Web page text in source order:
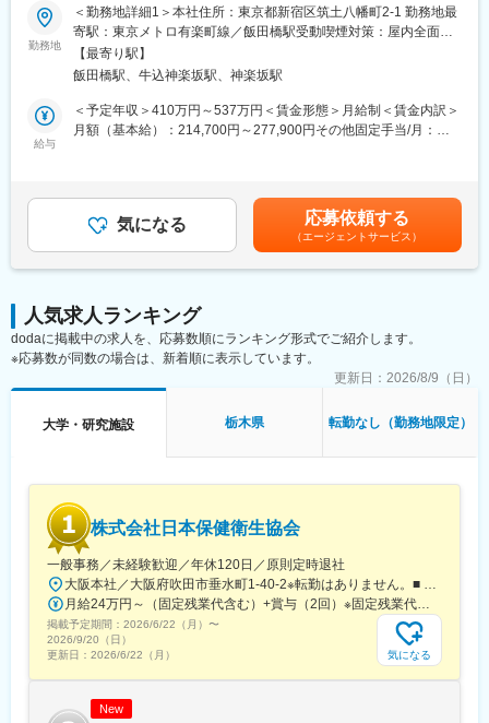
導入における情報収集、デモ調整、評価結果の整理
◇プロジェクト・パートナー・技術動向に関する社内データベー
ス/トラッカーの更新・管理
◇R&D・BD・経営の交差点で、会社の技術判断と提携判断のプロ
セスを学べる
◇スタートアップらしいスピード感の中で、専門性と実務経験を
急速に広げられる
◇海外パートナー訪問や国際学会への出張機会など、国内外でグ
可能
変更の範囲：会社の定める業務
【CRC=治験コーディネーターとは？】
病院・クリニックを訪問して、患者様や医師や院内スタッフ、さ
らに製薬企業との連絡・調整役を担います。また、治験を受けて
いただく患者様の相談相手となり、じっくり向き合う仕事です。
【CRCのやりがい】
接聞けることもあります。患者様や医療機関から「ありがとう」
と感謝の言葉をいただけたときの喜びは、ひとしおです。
・治験の進捗状況の確認や患者様対応の予定などを、院内の治験
事務局に共有
・来院された患者様の診察や検査に同席し、治験が手順通りに行
われているか、患者様の状態変化が無いかを確認します。
・患者様の報告書作成
・医師との打ち合わせ
■基礎研修が充実：
入社後1か月は研修期間となります。ビジネスマナーやPCスキル
研修が入社後研修としてあり、PC慣れしていない方も安心してご
入社いただけます。
■配属後も丁寧なフォロー：
現場配属後は、OJTで独り立ちまでサポートその後も定期的なフ
ォローアップ研修や、専門性を高める継続研修、階層別研修など
様々な研修をご用意しています。
・ご自宅から1時間程度で通える施設をお任せする予定です。
勤務地
＜勤務地詳細1＞本社住所：東京都新宿区筑土八幡町2-1 勤務地最
寄駅：東京メトロ有楽町線／飯田橋駅受動喫煙対策：屋内全面禁
煙＜勤務地詳細2＞全国いずれかの医療施設住所：全国いずれかの
医療施設 受動喫煙対策：屋内全面禁煙変更の範囲：会社の定める
【最寄り駅】
飯田橋駅、牛込神楽坂駅、神楽坂駅
給与
＜予定年収＞410万円～537万円＜賃金形態＞月給制＜賃金内訳＞
月額（基本給）：214,700円～277,900円その他固定手当/月：
CRC手当・休日連絡対応手当■賞与：年2回（6月、12月）／昇
給：年1回（10月）※業績に応じ、決算賞与（秋季賞与）支給の場
合あり（10月）■時間外・休日出勤手当等の割増賃金は別途支給
賃金はあくまでも目安の金額であり、選考を通じて上下する可能
気になる 応募依頼する
（エージェントサービス）
人気求人ランキング
dodaに掲載中の求人を、応募数順にランキング形式でご紹介します。
※応募数が同数の場合は、新着順に表示しています。
更新日： 2026/8/9（日）
大学・研究施設 栃木県 転勤なし（勤務地限定）
株式会社日本保健衛生協会
一般事務／未経験歓迎／年休120日／原則定時退社
大阪本社／大阪府吹田市垂水町1-40-2※転勤はありません。■ アクセス阪急電鉄千里線「豊津駅」より徒歩9分大阪メトロ御堂筋線「江坂駅」より徒歩12分※受動喫煙対策実施
月給24万円～（固定残業代含む）+賞与（2回）※固定残業代は、時間外労働の有無に関わらず25時間・月3万8600円～支給上記を超える時間外労働分は追加で支給※年齢・経験・保有資格を考慮のうえ決定します
掲載予定期間： 2026/6/22（月） 〜
2026/9/20（日）
更新日： 2026/6/22（月） 気になる
New